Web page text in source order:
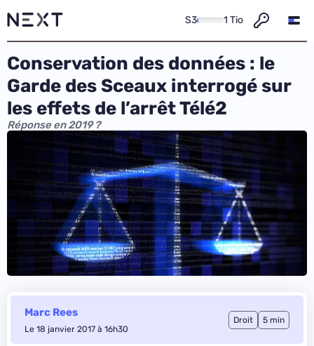
S3 1 Tio
Conservation des données : le
Garde des Sceaux interrogé sur
les effets de l’arrêt Télé2
Réponse en 2019 ?
Marc Rees
Le 18 janvier 2017 à 16h30
Droit 5 min